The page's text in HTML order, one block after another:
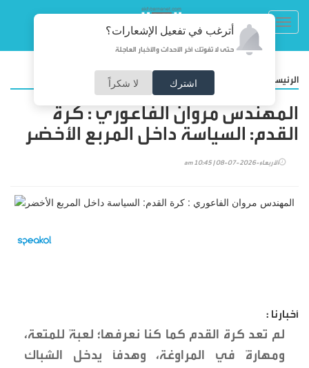
أترغب في تفعيل الإشعارات؟
حتى لا تفوتك آخر الأحداث والأخبار العاجلة
اشترك لا شكراً الرئيسية
المهندس مروان الفاعوري : كرة
القدم: السياسة داخل المربع الأخضر
الأربعاء-2026-07-08 | 10:45 am
أخبارنا :
لم تعد كرة القدم كما كنا نعرفها؛ لعبةً للمتعة،
ومهارةً في المراوغة، وهدفاً يدخل الشباك